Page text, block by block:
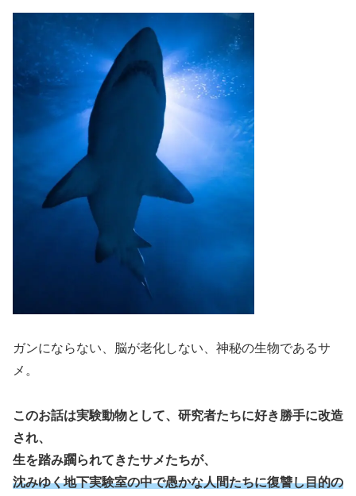
ガンにならない、脳が老化しない、神秘の生物であるサ
メ。
このお話は実験動物として、研究者たちに好き勝手に改造
され、
生を踏み躙られてきたサメたちが、
沈みゆく地下実験室の中で愚かな人間たちに復讐し目的の